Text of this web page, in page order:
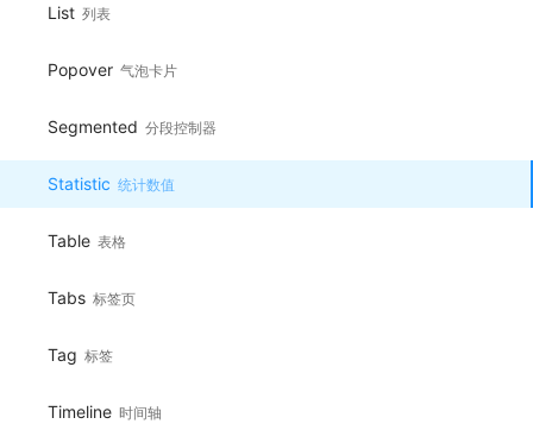
List 列表
Popover 气泡卡片
Segmented 分段控制器
Statistic 统计数值
Table 表格
Tabs 标签页
Tag 标签
Timeline 时间轴